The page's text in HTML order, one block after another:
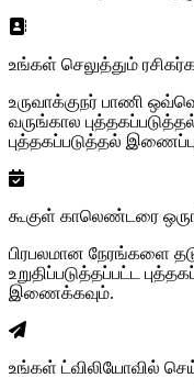
உங்கள் செலுத்தும்
உருவாக்குநர் பாணி
வருங்கால
புத்தகப்படுத்தல்
கூகுள் காலெண்டரை
பிரபலமான நேரங்களை
உறுதிப்படுத்தப்பட்ட
இணைக்கவும்.
உங்கள் ட்விலியோவில்